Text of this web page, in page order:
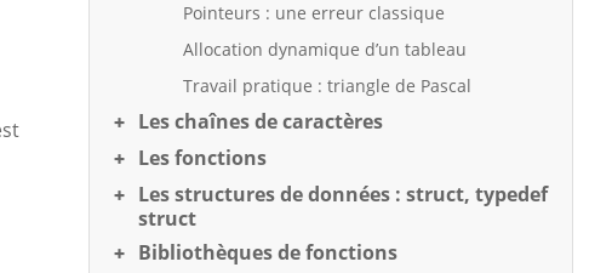
Pointeurs : une erreur classique
Allocation dynamique d’un tableau
Travail pratique : triangle de Pascal
Les chaînes de caractères
Les fonctions
Les structures de données : struct, typedef
struct
Bibliothèques de fonctions